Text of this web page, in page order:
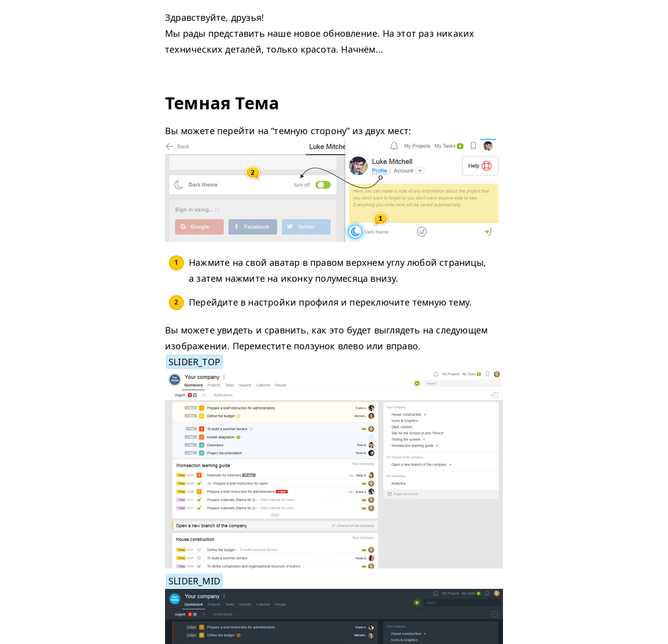
Здравствуйте, друзья!
Мы рады представить наше новое обновление. На этот раз никаких
технических деталей, только красота. Начнём…
Темная Тема
Вы можете перейти на“темную сторону” из двух мест:
Нажмите на свой аватар в правом верхнем углу любой страницы,
а затем нажмите на иконку полумесяца внизу.
Перейдите в настройки профиля и переключите темную тему.
Вы можете увидеть и сравнить, как это будет выглядеть на следующем
изображении. Переместите ползунок влево или вправо.
SLIDER_TOP
SLIDER_MID